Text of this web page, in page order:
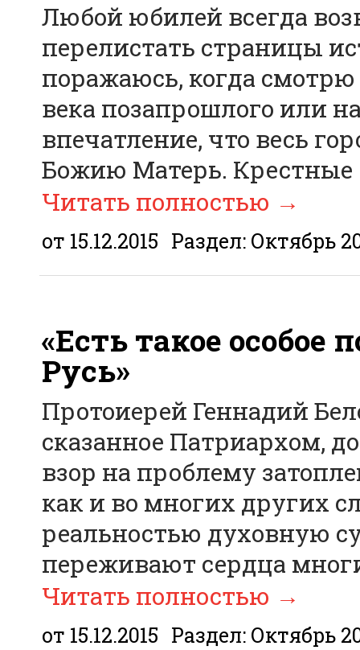
Любой юбилей всегда
перелистать страницы
поражаюсь, когда
века позапрошлого или
впечатление, что весь
Божию Матерь. Крестные
Читать полностью →
от 15.12.2015 Раздел: Октябрь
«Есть такое особое
Русь»
Протоиерей Геннадий
сказанное Патриархом,
взор на проблему
как и во многих других
реальностью духовную
переживают сердца
Читать полностью →
от 15.12.2015 Раздел: Октябрь